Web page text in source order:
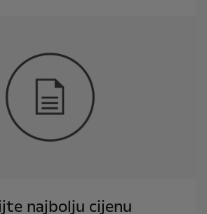
najbolju cijenu